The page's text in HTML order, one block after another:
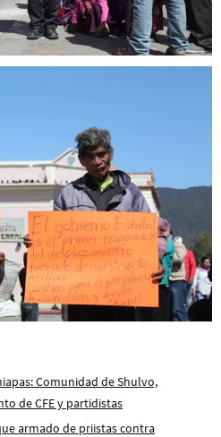
Comunidad de Shulvo,
de CFE y partidistas
armado de priistas contra